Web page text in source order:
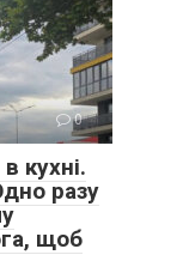
0
кухні.
разу
щоб